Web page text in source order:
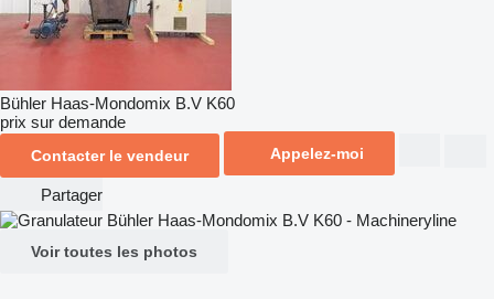
Bühler Haas-Mondomix B.V K60
prix sur demande
Contacter le vendeur Appelez-moi
Partager
Voir toutes les photos